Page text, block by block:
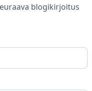
blogikirjoitus